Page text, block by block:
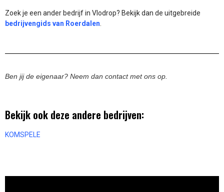
Zoek je een ander bedrijf in Vlodrop? Bekijk dan de uitgebreide
bedrijvengids van Roerdalen
Ben jij de eigenaar? Neem dan contact met ons op.
Bekijk ook deze andere bedrijven:
KOMSPELE